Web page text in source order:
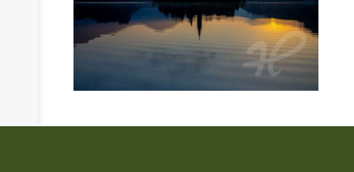
WIR DRUCKEN IHR BILD
AUSSTELLUNGEN